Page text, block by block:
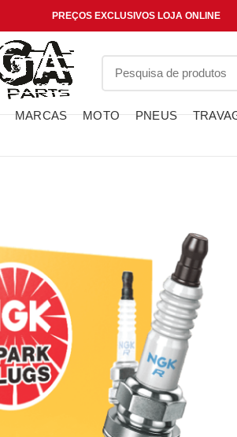
PREÇOS EXCLUSIVOS LOJA ONLINE
MARCAS MOTO PNEUS